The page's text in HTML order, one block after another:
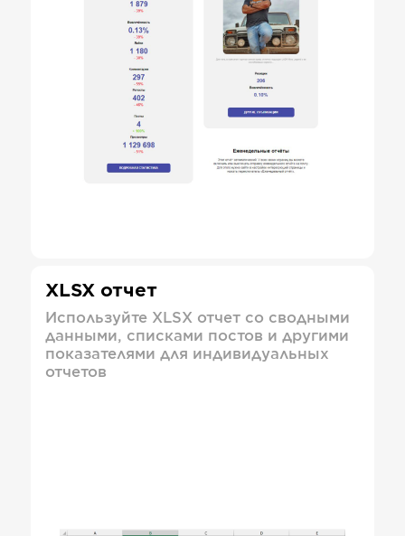
XLSX отчет
Используйте XLSX отчет со сводными
данными, списками постов и другими
показателями для индивидуальных
отчетов